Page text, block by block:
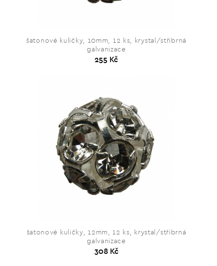
šatonové kuličky, 10mm, 12 ks, krystal/střibrná
galvanizace
255 Kč
šatonové kuličky, 12mm, 12 ks, krystal/střibrná
galvanizace
308 Kč